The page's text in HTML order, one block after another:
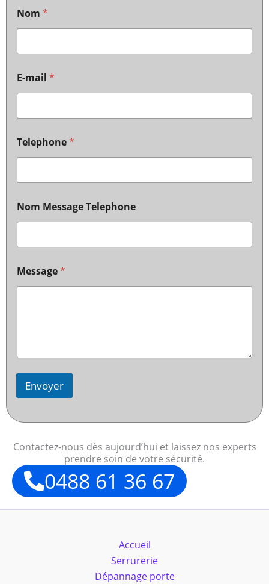
Nom *
E-mail *
Telephone*
Nom Message Telephone
Message*
Envoyer
Contactez-nous dès aujourd’hui et laissez nos experts
prendre soin de votre sécurité.
0488 61 36 67
Accueil
Serrurerie
Dépannage porte